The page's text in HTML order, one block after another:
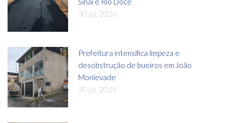
30 jul, 2026
Prefeitura intensifica limpeza e
desobstrução de bueiros em João
Monlevade
30 jul, 2026